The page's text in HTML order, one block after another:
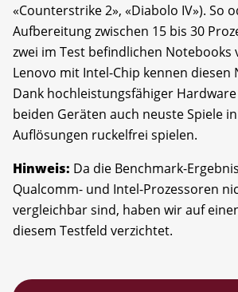
«Counterstrike 2», «Diabolo IV»). So
Aufbereitung zwischen 15 bis 30
zwei im Test befindlichen Notebooks
Lenovo mit Intel-Chip kennen diesen
Dank hochleistungsfähiger
beiden Geräten auch neuste Spiele
Auflösungen ruckelfrei spielen.
Hinweis: Da die Benchmark-
Qualcomm- und Intel-Prozessoren
vergleichbar sind, haben wir auf
diesem Testfeld verzichtet.